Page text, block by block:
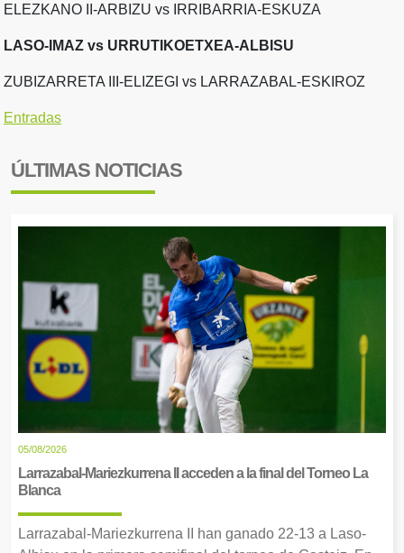
ELEZKANO II-ARBIZU vs IRRIBARRIA-ESKUZA
LASO-IMAZ vs URRUTIKOETXEA-ALBISU
ZUBIZARRETA III-ELIZEGI vs LARRAZABAL-ESKIROZ
Entradas
ÚLTIMAS NOTICIAS
05/08/2026
Larrazabal-Mariezkurrena II acceden a la final del Torneo La
Blanca
Larrazabal-Mariezkurrena II han ganado 22-13 a Laso-